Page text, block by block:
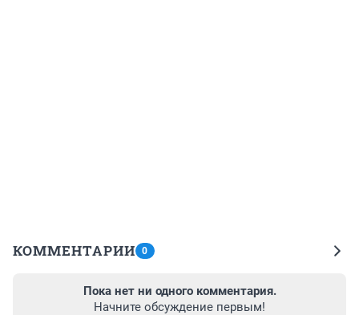
КОММЕНТАРИИ 0
Пока нет ни одного комментария.
Начните обсуждение первым!